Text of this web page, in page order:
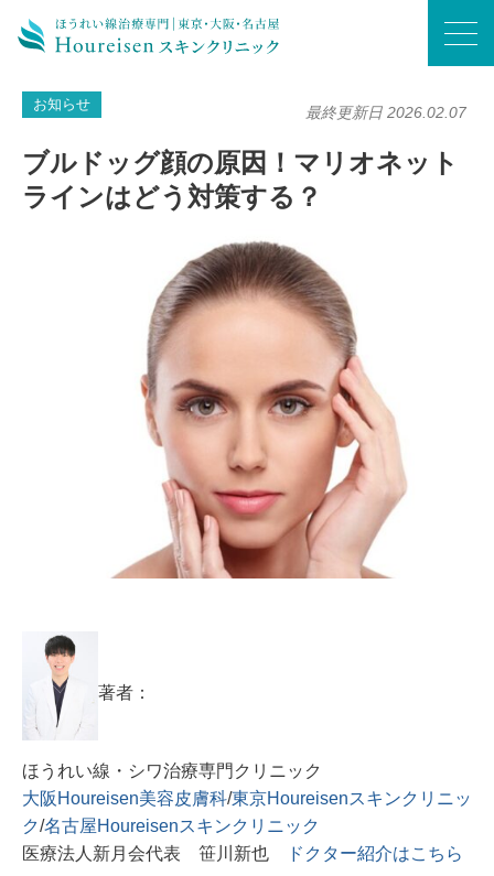
ブルドッグ顔の原因！マリオネットラインはどう対策する？
お知らせ 最終更新日 2026.02.07
ブルドッグ顔の原因！マリオネット
ラインはどう対策する？
著者：
ほうれい線・シワ治療専門クリニック
大阪Houreisen美容皮膚科/東京Houreisenスキンクリニッ
ク/名古屋Houreisenスキンクリニック
医療法人新月会代表 笹川新也
ドクター紹介はこちら